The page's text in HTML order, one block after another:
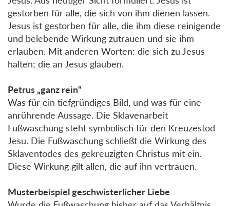
gestorben für alle, die sich von ihm dienen lassen.
Jesus ist gestorben für alle, die ihm diese reinigende
und belebende Wirkung zutrauen und sie ihm
erlauben. Mit anderen Worten: die sich zu Jesus
halten; die an Jesus glauben.
Petrus „ganz rein“
Was für ein tiefgründiges Bild, und was für eine
anrührende Aussage. Die Sklavenarbeit
Fußwaschung steht symbolisch für den Kreuzestod
Jesu. Die Fußwaschung schließt die Wirkung des
Sklaventodes des gekreuzigten Christus mit ein.
Diese Wirkung gilt allen, die auf ihn vertrauen.
Musterbeispiel geschwisterlicher Liebe